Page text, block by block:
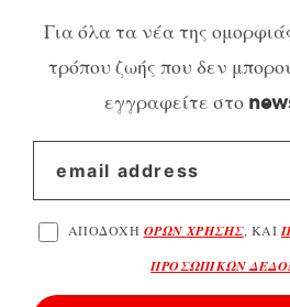
Για όλα τα νέα της
τρόπου ζωής που δεν
εγγραφείτε στο
ΑΠΟΔΟΧΗ ΟΡΩΝ ΧΡΗΣΗΣ, ΚΑΙ
ΠΡΟΣΩΠΙΚΩΝ